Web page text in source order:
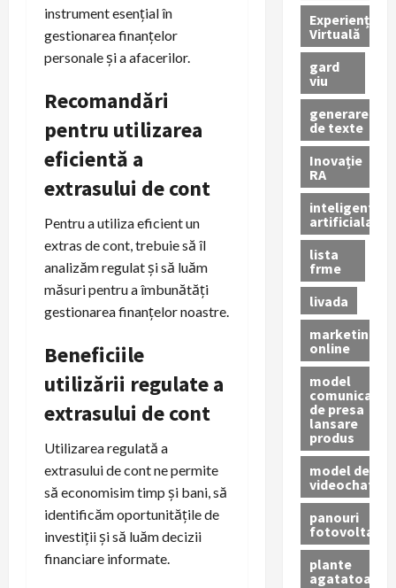
instrument esențial în
gestionarea finanțelor
personale și a afacerilor.
Recomandări
pentru utilizarea
eficientă a
extrasului de cont
Pentru a utiliza eficient un
extras de cont, trebuie să îl
analizăm regulat și să luăm
măsuri pentru a îmbunătăți
gestionarea finanțelor noastre.
Beneficiile
utilizării regulate a
extrasului de cont
Utilizarea regulată a
extrasului de cont ne permite
să economisim timp și bani, să
identificăm oportunitățile de
investiții și să luăm decizii
financiare informate.
Experiență
Virtuală
gard
viu
generare
de texte
Inovație
RA
inteligenta
artificiala
lista
frme
livada
marketing
online
model
comunicat
de presa
lansare
produs
model de
videochat
panouri
fotovoltaice
plante
agatatoare